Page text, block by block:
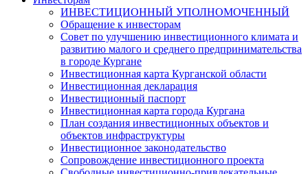
ИНВЕСТИЦИОННЫЙ УПОЛНОМОЧЕННЫЙ
Обращение к инвесторам
Совет по улучшению инвестиционного климата и
развитию малого и среднего предпринимательства
в городе Кургане
Инвестиционная карта Курганской области
Инвестиционная декларация
Инвестиционный паспорт
Инвестиционная карта города Кургана
План создания инвестиционных объектов и
объектов инфраструктуры
Инвестиционное законодательство
Сопровождение инвестиционного проекта